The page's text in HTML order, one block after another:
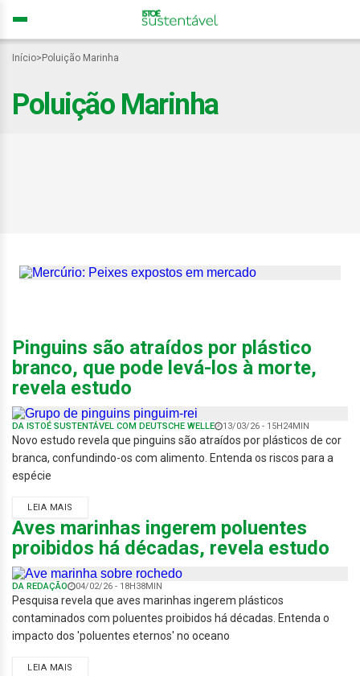
Início> Poluição Marinha
Poluição Marinha
Pinguins são atraídos por plástico
branco, que pode levá-los à morte,
revela estudo
DA ISTOÉ SUSTENTÁVEL COM DEUTSCHE WELLE 13/03/26 - 15H24MIN
Novo estudo revela que pinguins são atraídos por plásticos de cor
branca, confundindo-os com alimento. Entenda os riscos para a
espécie
LEIA MAIS
Aves marinhas ingerem poluentes
proibidos há décadas, revela estudo
DA REDAÇÃO 04/02/26 - 18H38MIN
Pesquisa revela que aves marinhas ingerem plásticos
contaminados com poluentes proibidos há décadas. Entenda o
impacto dos 'poluentes eternos' no oceano
LEIA MAIS